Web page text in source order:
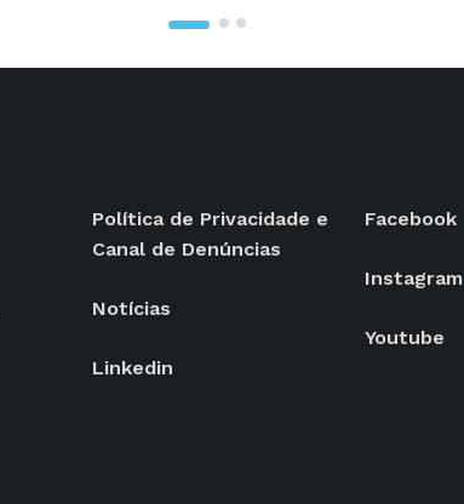
Política de Privacidade e
Canal de Denúncias
Notícias
Linkedin
Facebook
Instagram
Youtube